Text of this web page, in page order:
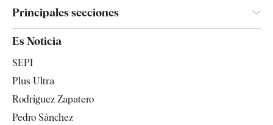
Principales secciones
Televisión
Es Noticia
SEPI
Plus Ultra
Rodríguez Zapatero
Pedro Sánchez